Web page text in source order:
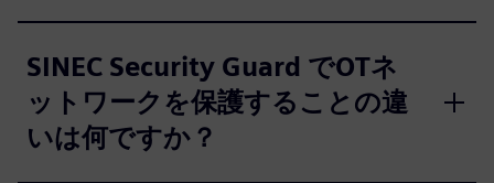
SINEC Security Guard でOTネ
ットワークを保護することの違
いは何ですか？